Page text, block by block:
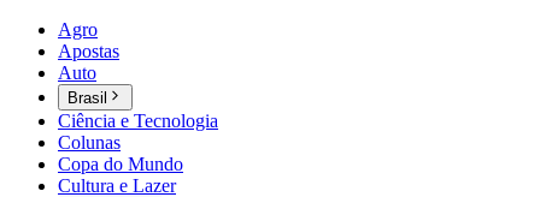
Agro
Apostas
Auto
Brasil
Ciência e Tecnologia
Colunas
Copa do Mundo
Cultura e Lazer